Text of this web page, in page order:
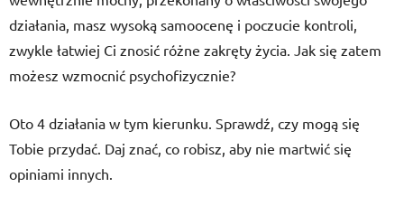
działania, masz wysoką samoocenę i poczucie kontroli,
zwykle łatwiej Ci znosić różne zakręty życia. Jak się zatem
możesz wzmocnić psychofizycznie?
Oto 4 działania w tym kierunku. Sprawdź, czy mogą się
Tobie przydać. Daj znać, co robisz, aby nie martwić się
opiniami innych.